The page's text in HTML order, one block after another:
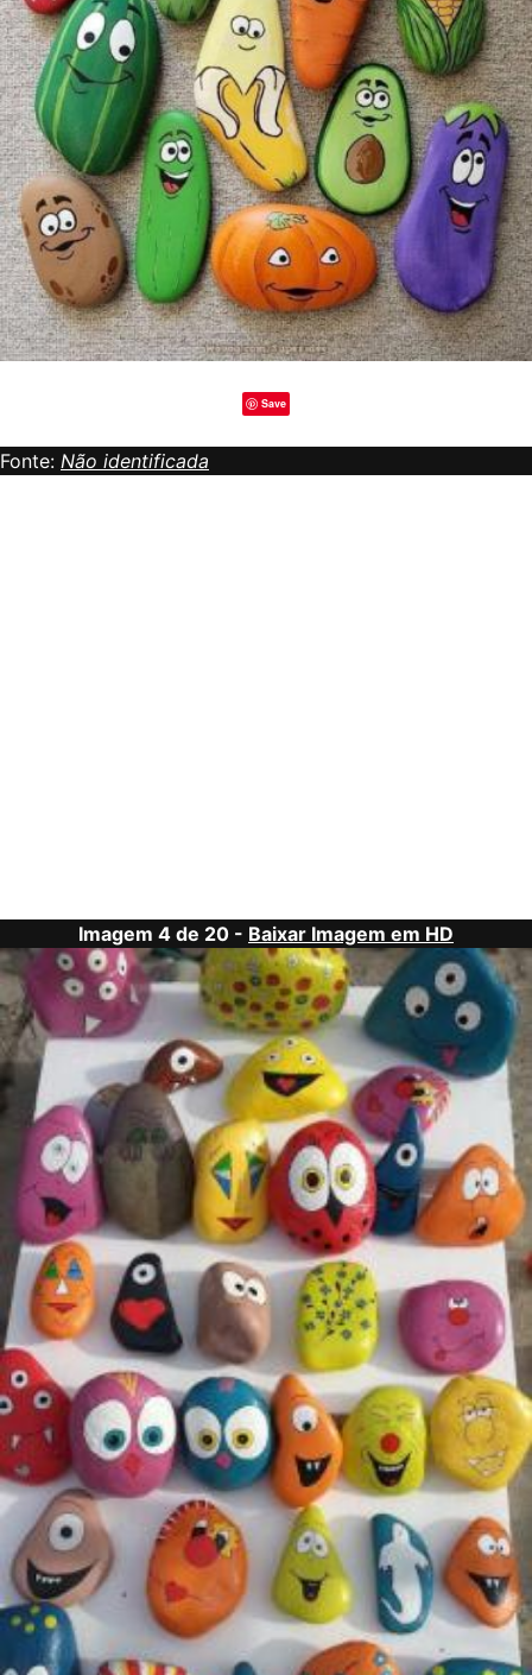
Save
Fonte: Não identificada
Imagem 4 de 20 - Baixar Imagem em HD